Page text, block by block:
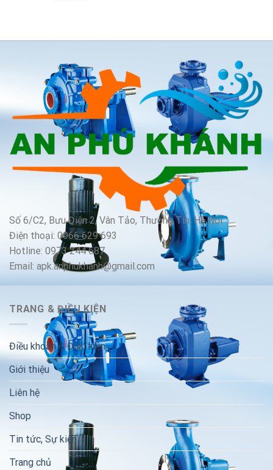
Số 6/C2, Bưu Điện 2, Vân Tảo, Thường Tín, Hà Nội
Điện thoại: 0966 629 693
Hotline: 0973 244 687
Email: apk.anphukhanh@gmail.com
TRANG & ĐIỀU KIỆN
Điều khoản & Điều kiện
Giới thiệu
Liên hệ
Shop
Tin tức, Sự kiện
Trang chủ